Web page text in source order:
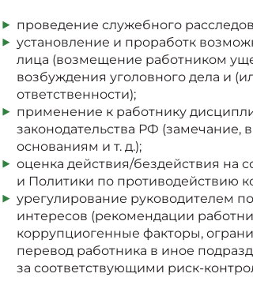
проведение служебного
установление и проработк
лица (возмещение работником
возбуждения уголовного дела и
ответственности);
применение к работнику
законодательства РФ (замечание,
основаниям и т. д.);
оценка действия/бездействия на
и Политики по противодействию
урегулирование руководителем
интересов (рекомендации
коррупциогенные факторы,
перевод работника в иное
за соответствующими риск-